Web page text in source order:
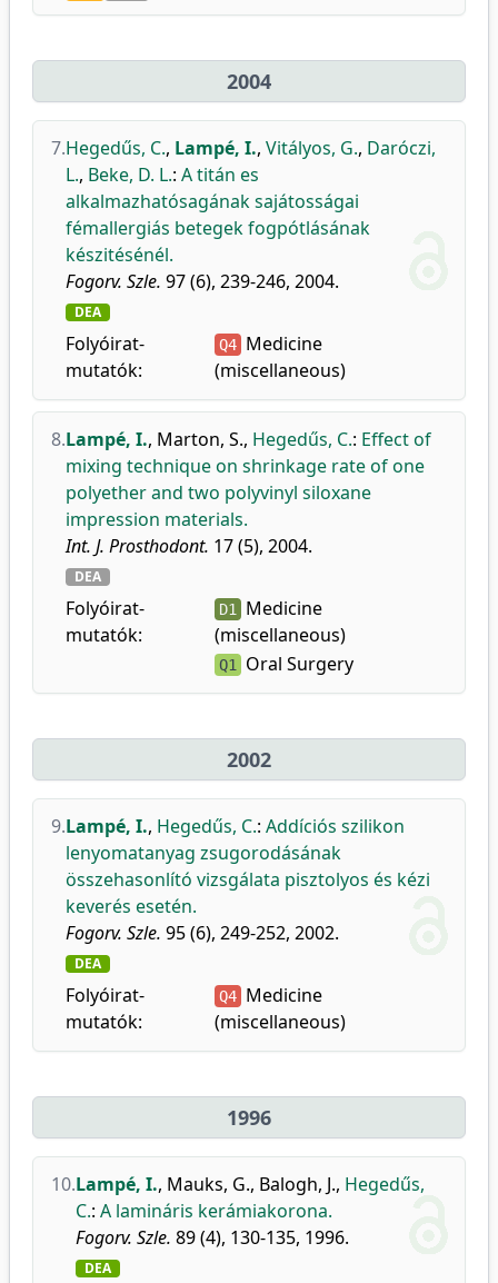
2004
7.Hegedűs, C., Lampé, I., Vitályos, G., Daróczi,
L., Beke, D. L.: A titán es
alkalmazhatósagának sajátosságai
fémallergiás betegek fogpótlásának
készitésénél.
Fogorv. Szle. 97 (6), 239-246, 2004.
DEA
Folyóirat-
mutatók:
Q4 Medicine
(miscellaneous)
8.Lampé, I., Marton, S., Hegedűs, C.: Effect of
mixing technique on shrinkage rate of one
polyether and two polyvinyl siloxane
impression materials.
Int. J. Prosthodont. 17 (5), 2004.
DEA
Folyóirat-
mutatók:
D1 Medicine
(miscellaneous)
Q1 Oral Surgery
2002
9.Lampé, I., Hegedűs, C.: Addíciós szilikon
lenyomatanyag zsugorodásának
összehasonlító vizsgálata pisztolyos és kézi
keverés esetén.
Fogorv. Szle. 95 (6), 249-252, 2002.
DEA
Folyóirat-
mutatók:
Q4 Medicine
(miscellaneous)
1996
10.Lampé, I., Mauks, G., Balogh, J., Hegedűs,
C.: A lamináris kerámiakorona.
Fogorv. Szle. 89 (4), 130-135, 1996.
DEA